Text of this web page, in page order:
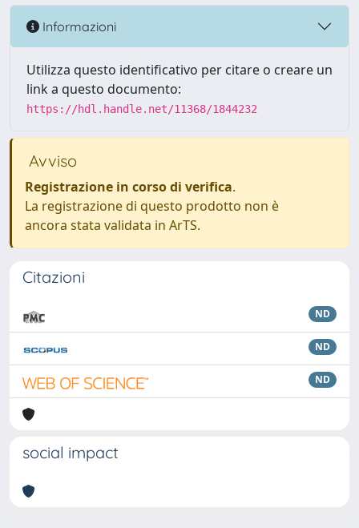
Informazioni
Utilizza questo identificativo per citare o creare un
link a questo documento:
https://hdl.handle.net/11368/1844232
Avviso
Registrazione in corso di verifica.
La registrazione di questo prodotto non è
ancora stata validata in ArTS.
Citazioni
ND
ND
ND
social impact